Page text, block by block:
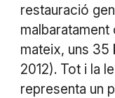
restauració
malbaratament
mateix, uns 35
2012). Tot i la
representa un